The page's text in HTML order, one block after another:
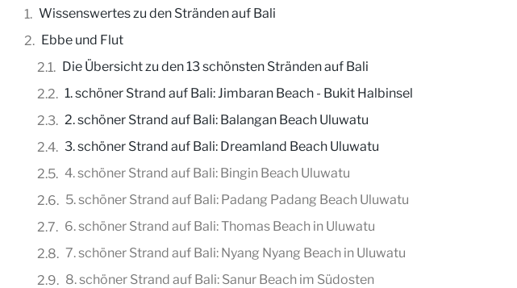
Wissenswertes zu den Stränden auf Bali
Ebbe und Flut
Die Übersicht zu den 13 schönsten Stränden auf Bali
1. schöner Strand auf Bali: Jimbaran Beach - Bukit Halbinsel
2. schöner Strand auf Bali: Balangan Beach Uluwatu
3. schöner Strand auf Bali: Dreamland Beach Uluwatu
4. schöner Strand auf Bali: Bingin Beach Uluwatu
5. schöner Strand auf Bali: Padang Padang Beach Uluwatu
6. schöner Strand auf Bali: Thomas Beach in Uluwatu
7. schöner Strand auf Bali: Nyang Nyang Beach in Uluwatu
8. schöner Strand auf Bali: Sanur Beach im Südosten